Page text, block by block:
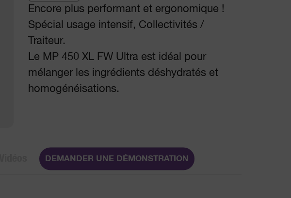
Encore plus performant et ergonomique !
Spécial usage intensif, Collectivités /
Traiteur.
Le MP 450 XL FW Ultra est idéal pour
mélanger les ingrédients déshydratés et
homogénéisations.
DEMANDER UNE DÉMONSTRATION